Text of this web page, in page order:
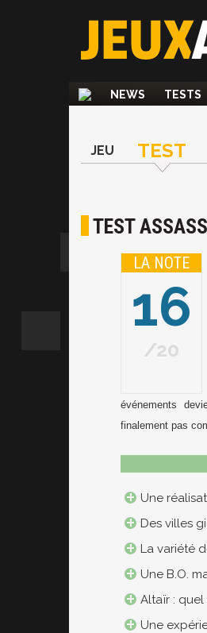
NEWS TESTS
JEU TEST
TEST
LA NOTE
16
20
événements
finalement pas
Une
Des villes
La variété
Une B.O.
Altaïr : quel
Une